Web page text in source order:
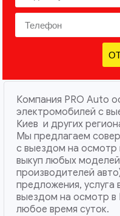
Компания PRO Auto
электромобилей с
Киев и других
Мы предлагаем
с выездом на осмотр
выкуп любых
производителей
предложения, услуга
выездом на осмотр в
любое время суток.